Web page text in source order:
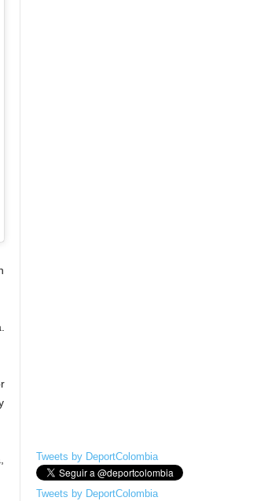
Tweets by DeportColombia
Tweets by DeportColombia